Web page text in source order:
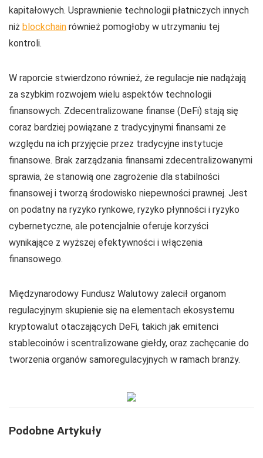
kapitałowych. Usprawnienie technologii płatniczych innych
niż blockchain również pomogłoby w utrzymaniu tej
kontroli.
W raporcie stwierdzono również, że regulacje nie nadążają
za szybkim rozwojem wielu aspektów technologii
finansowych. Zdecentralizowane finanse (DeFi) stają się
coraz bardziej powiązane z tradycyjnymi finansami ze
względu na ich przyjęcie przez tradycyjne instytucje
finansowe. Brak zarządzania finansami zdecentralizowanymi
sprawia, że stanowią one zagrożenie dla stabilności
finansowej i tworzą środowisko niepewności prawnej. Jest
on podatny na ryzyko rynkowe, ryzyko płynności i ryzyko
cybernetyczne, ale potencjalnie oferuje korzyści
wynikające z wyższej efektywności i włączenia
finansowego.
Międzynarodowy Fundusz Walutowy zalecił organom
regulacyjnym skupienie się na elementach ekosystemu
kryptowalut otaczających DeFi, takich jak emitenci
stablecoinów i scentralizowane giełdy, oraz zachęcanie do
tworzenia organów samoregulacyjnych w ramach branży.
Podobne Artykuły